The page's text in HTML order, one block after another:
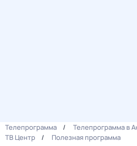
Телепрограмма
Телепрограмма в
ТВ Центр
Полезная программа